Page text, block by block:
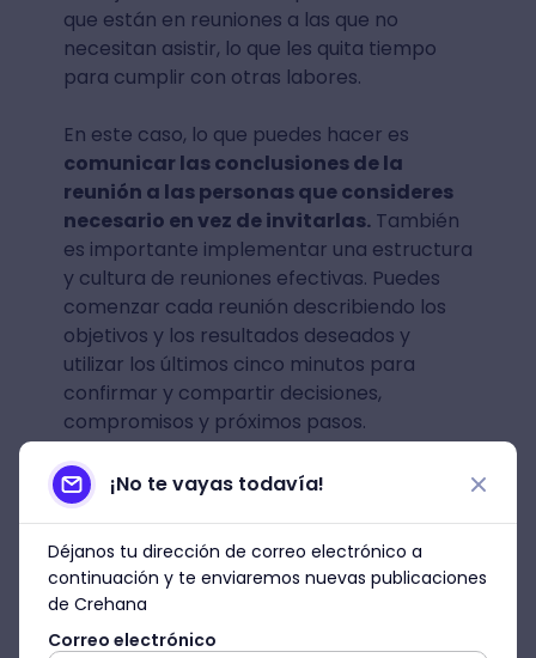
que están en reuniones a las que no
necesitan asistir, lo que les quita tiempo
para cumplir con otras labores.
En este caso, lo que puedes hacer es
comunicar las conclusiones de la
reunión a las personas que consideres
necesario en vez de invitarlas.También
es importante implementar una estructura
y cultura de reuniones efectivas. Puedes
comenzar cada reunión describiendo los
objetivos y los resultados deseados y
utilizar los últimos cinco minutos para
confirmar y compartir decisiones,
compromisos y próximos pasos.
Adam Preset, director analista senior de
Gartner, resalta que no se debe olvidar de
espacio de trabajo para tener reuniones
efectivas y productivas. Hay que trabajar
empleados tengan soluciones tecnológicas
¡No te vayas todavía!
Déjanos tu dirección de correo electrónico a
continuación y te enviaremos nuevas publicaciones
de Crehana
Correo electrónico